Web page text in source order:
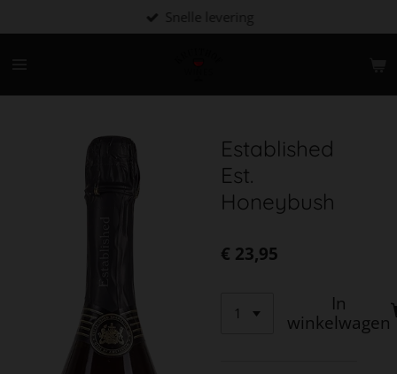
direct
hoofdinhoud
Snelle levering
Established
Est.
Honeybush
€ 23,95
In
winkelwagen